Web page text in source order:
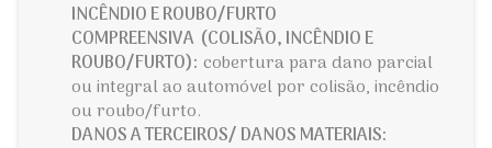
INCÊNDIO E ROUBO/FURTO
COMPREENSIVA (COLISÃO, INCÊNDIO E
ROUBO/FURTO):cobertura para dano parcial
ou integral ao automóvel por colisão, incêndio
ou roubo/furto.
DANOS A TERCEIROS/ DANOS MATERIAIS: